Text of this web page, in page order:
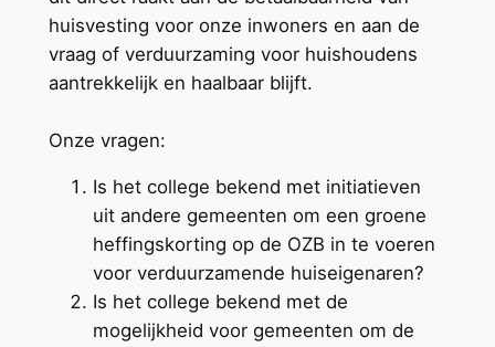
huisvesting voor onze inwoners en aan de
vraag of verduurzaming voor huishoudens
aantrekkelijk en haalbaar blijft.
Onze vragen:
Is het college bekend met initiatieven
uit andere gemeenten om een groene
heffingskorting op de OZB in te voeren
voor verduurzamende huiseigenaren?
Is het college bekend met de
mogelijkheid voor gemeenten om de